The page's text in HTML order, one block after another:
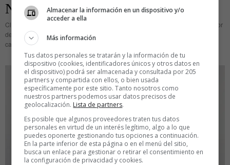
Necrológicas y redes sociales
Clint acaba de hacer un pedido de tres cajitas de roble o de pino al enterrador
del pueblo de Por un Puñado de Dólares en 1964. «Prepara tres cajas». Las
cajas, sin diseño
Almacenar la información en un dispositivo y/o
acceder a ella
Más información
Tus datos personales se tratarán y la información de tu
dispositivo (cookies, identificadores únicos y otros datos en
el dispositivo) podrá ser almacenada y consultada por 205
partners y compartida con ellos, o bien usada
específicamente por este sitio. Tanto nosotros como
nuestros partners podemos usar datos precisos de
geolocalización. Lista de partners.
Es posible que algunos proveedores traten tus datos
personales en virtud de un interés legítimo, algo a lo que
puedes oponerte gestionando tus opciones a continuación.
En la parte inferior de esta página o en el menú del sitio,
busca un enlace para gestionar o retirar el consentimiento en
la configuración de privacidad y cookies.